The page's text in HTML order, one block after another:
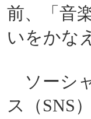
前、「音
いをかな
ソーシ
ス（SNS